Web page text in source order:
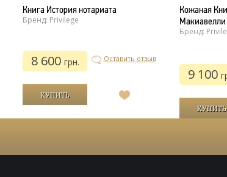
Книга История нотариата
Бренд: Privilege
8 600 грн. Оставить отзыв
желаний
Кожаная
Макиавелли
Бренд:
9 100